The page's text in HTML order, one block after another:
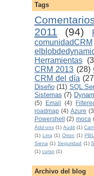
Tags
2011
(94)
comunidadCRM
Herramientas
CRM 2013 (28)
CRM del día
Diseño (11) SQL
Sistemas (7)
(5)
Email (4)
roadmap (4) Azure
Powershell
(2) moca
Add-ons (1) Audit (1)
(1) Linq (1) Orion (1) PBL
Siena (1) Seguridad (1)
(1) curso (1)
Archivo del blog